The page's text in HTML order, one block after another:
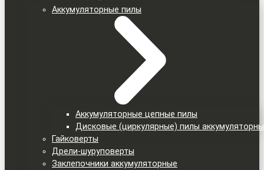
Аккумуляторные пилы
Аккумуляторные цепные пилы
Дисковые (циркулярные) пилы
Гайковерты
Дрели-шуруповерты
Заклепочники аккумуляторные